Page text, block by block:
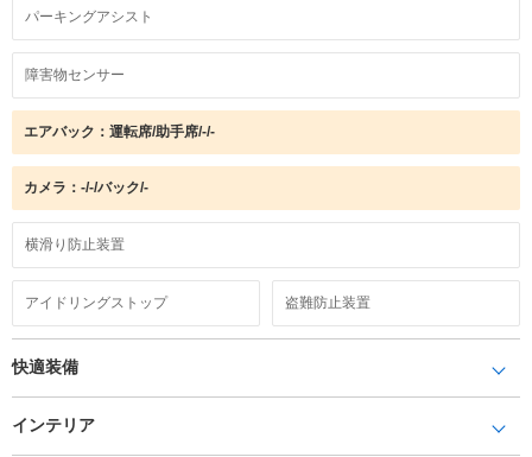
パーキングアシスト
障害物センサー
エアバック：運転席/助手席/-/-
カメラ：-/-/バック/-
横滑り防止装置
アイドリングストップ 盗難防止装置
快適装備
インテリア